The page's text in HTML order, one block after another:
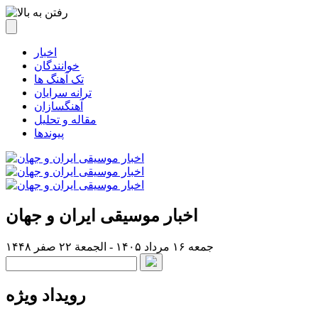
اخبار
خوانندگان
تک آهنگ ها
ترانه سرایان
آهنگسازان
مقاله و تحلیل
پیوندها
اخبار موسیقی ایران و جهان
جمعه ۱۶ مرداد ۱۴۰۵ - الجمعة ۲۲ صفر ۱۴۴۸
رویداد ویژه